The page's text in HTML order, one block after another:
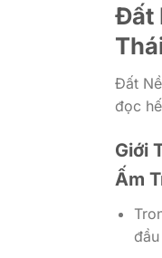
Đất
Đất
đọc
Giới
Ấm